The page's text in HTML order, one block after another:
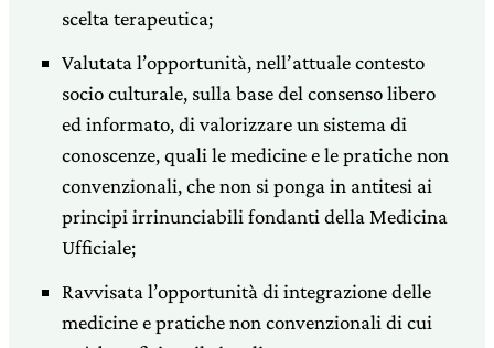
scelta terapeutica;
Valutata l’opportunità, nell’attuale contesto
socio culturale, sulla base del consenso libero
ed informato, di valorizzare un sistema di
conoscenze, quali le medicine e le pratiche non
convenzionali, che non si ponga in antitesi ai
principi irrinunciabili fondanti della Medicina
Ufficiale;
Ravvisata l’opportunità di integrazione delle
medicine e pratiche non convenzionali di cui